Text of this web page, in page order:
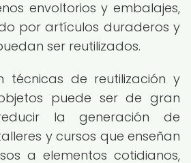
envoltorios y embalajes,
por artículos duraderos y
ser reutilizados.
técnicas de reutilización y
puede ser de gran
la generación de
y cursos que enseñan
a elementos cotidianos,